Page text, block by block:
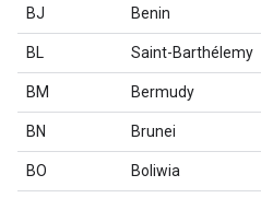
BJ Benin
BL Saint-Barthélemy
BM Bermudy
BN Brunei
BO Boliwia